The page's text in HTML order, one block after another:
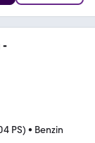
-
PS) • Benzin